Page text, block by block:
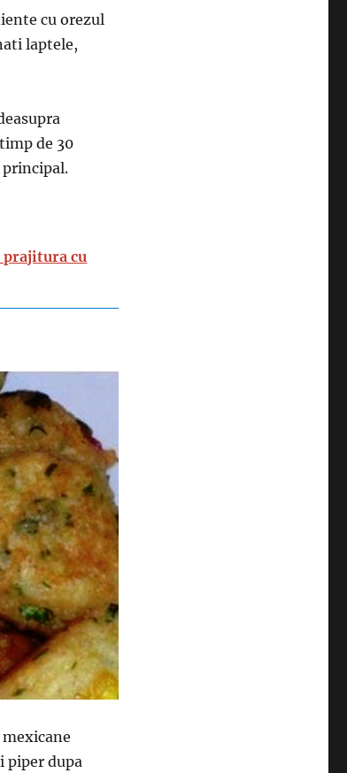
cu orezul
laptele,
de 30
principal.
prajitura cu
piper dupa